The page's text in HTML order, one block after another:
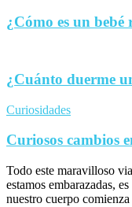
¿Cómo es un bebé
¿Cuánto duerme
Curiosidades
Curiosos cambios
Todo este maravilloso
estamos embarazadas,
nuestro cuerpo